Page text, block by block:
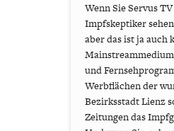
Wenn Sie Servus
Impfskeptiker
aber das ist ja auch
und
Werbflächen der
Bezirksstadt Lienz
Zeitungen das